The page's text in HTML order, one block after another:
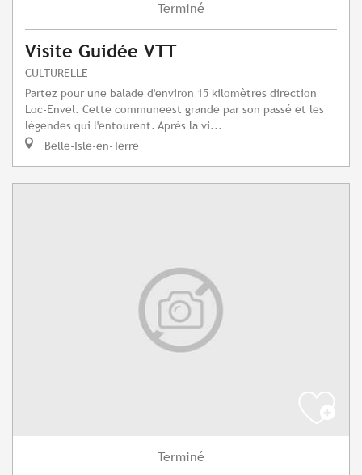
Terminé
Visite Guidée VTT
CULTURELLE
Partez pour une balade d'environ 15 kilomètres direction
Loc-Envel. Cette communeest grande par son passé et les
légendes qui l'entourent. Après la vi...
Belle-Isle-en-Terre
Terminé